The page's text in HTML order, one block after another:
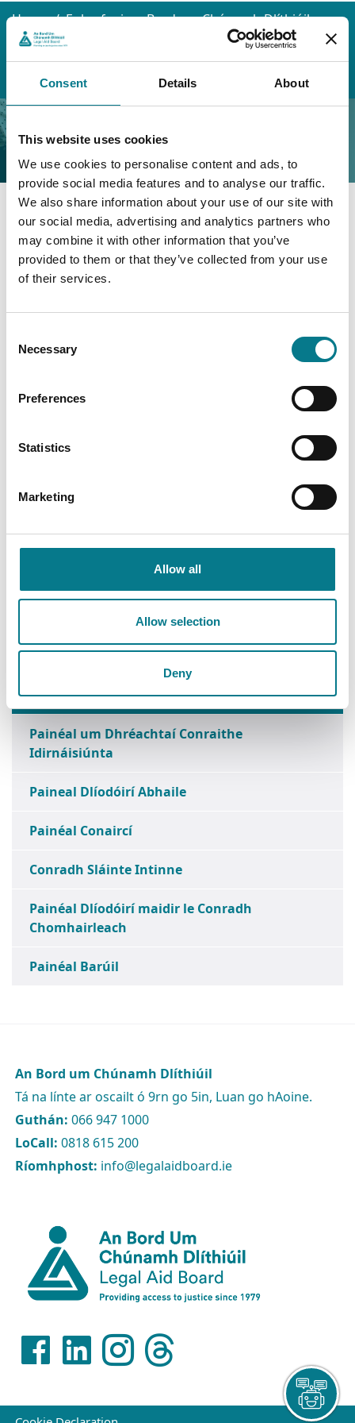
Consent Details About
This website uses cookies
We use cookies to personalise content and ads, to
provide social media features and to analyse our traffic.
We also share information about your use of our site with
our social media, advertising and analytics partners who
may combine it with other information that you’ve
provided to them or that they’ve collected from your use
of their services.
Selection
Necessary
Preferences
Statistics
Marketing
Allow all
Allow selection
Deny
Home
Eolas faoin mBord um Chúnamh Dlíthiúil
Comhoibritheoirí Eachtracha
Painéil Eachtraíochta
Conarthaigh Dlí
Painéal Conraitheoirí Scoláireachta
Painéal Conraitheoirí
Scoláireachta
Forbhreathnú
Caithfidh tú a bheith cláraithe mar shócmhargóra sa
agus coinníollacha ár gcomhoibrithe. Beidh ort an
thabhairt chun cuimhne. D'fhéadfadh seirbhís roimhe
seo ar Phainéal Tástála Cúraim Leanaí comhoiriúnú leis
Foirm Iarratais
Téarmaí agus Coinníollacha
Painéal Dlí Teaghlaigh na Cúirte Dúiche
bPríomh-Chúirt
Painéal Conraitheoirí Scoláireachta
Painéal um Dhréachtaí Conraithe
Idirnáisiúnta
Paineal Dlíodóirí Abhaile
Painéal Conaircí
Conradh Sláinte Intinne
Painéal Dlíodóirí maidir le Conradh
Chomhairleach
Painéal Barúil
An Bord um Chúnamh Dlíthiúil
Tá na línte ar oscailt ó 9rn go 5in, Luan go hAoine.
Guthán: 066 947 1000
LoCall: 0818 615 200
Ríomhphost: info@legalaidboard.ie